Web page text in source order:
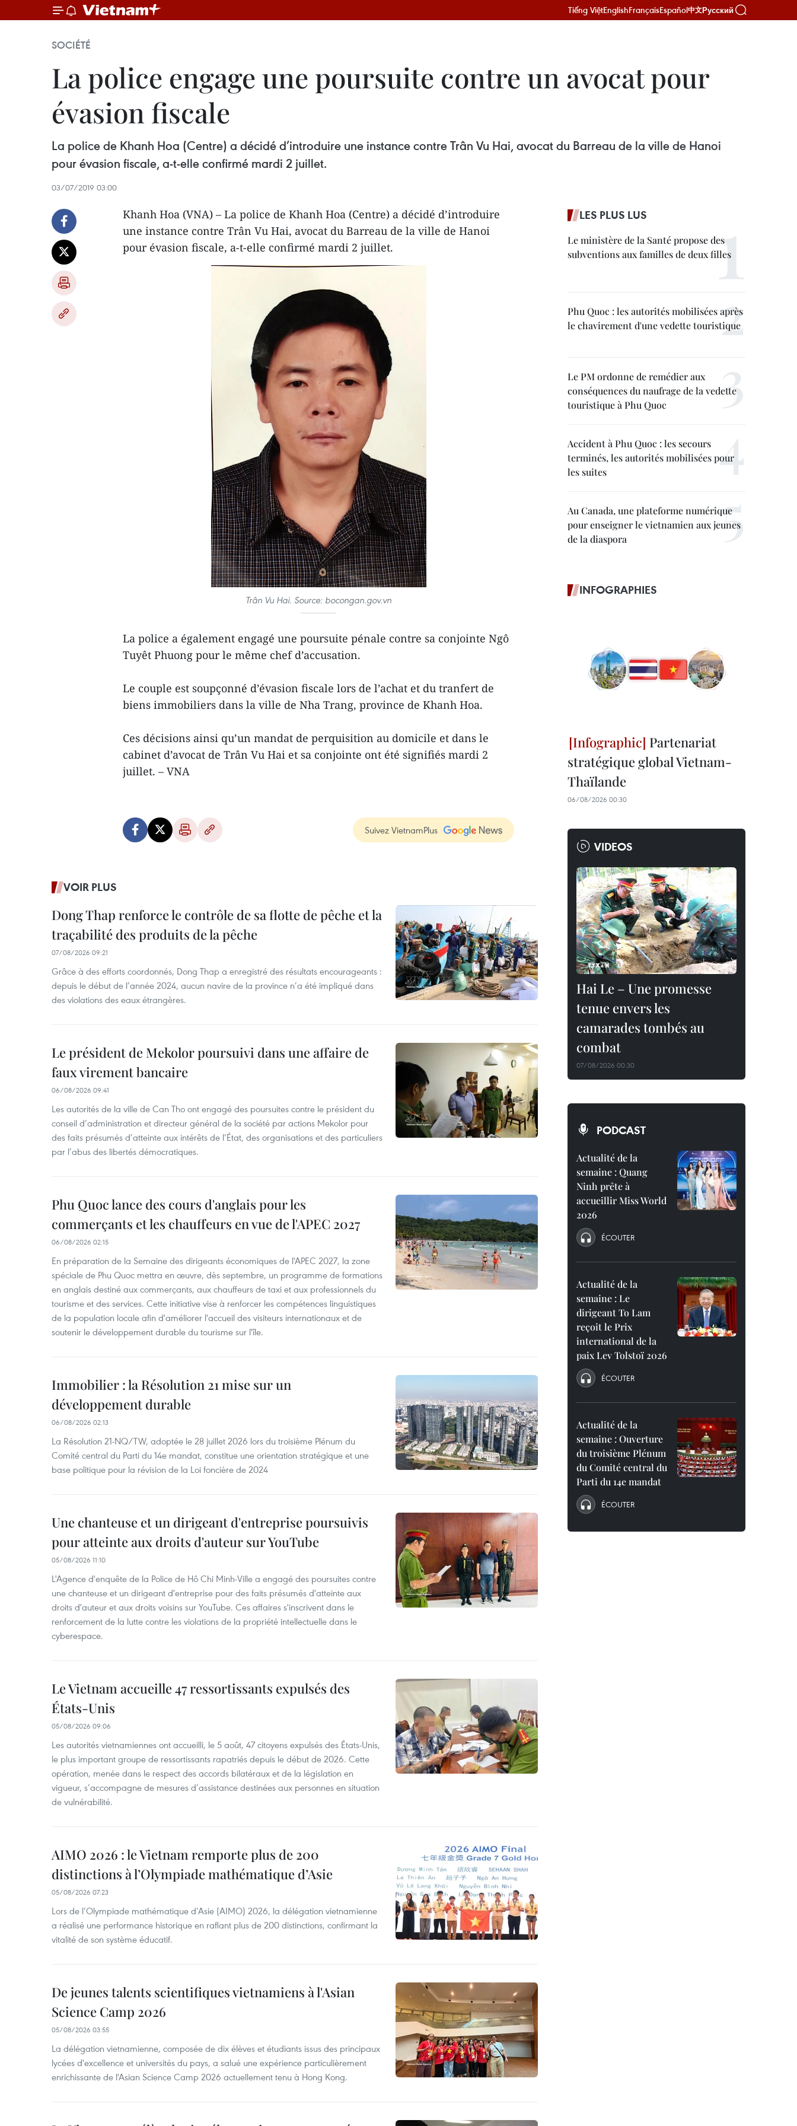
Tiếng ViệtEnglishFrançaisEspañol中文Русский
SOCIÉTÉ
La police engage une poursuite contre un avocat pour
évasion fiscale
La police de Khanh Hoa (Centre) a décidé d’introduire une instance contre Trân Vu Hai, avocat du Barreau de la ville de Hanoi
pour évasion fiscale, a-t-elle confirmé mardi 2 juillet.
03/07/2019 03:00
Khanh Hoa (VNA) – La police de Khanh Hoa (Centre) a décidé d’introduire
une instance contre Trân Vu Hai, avocat du Barreau de la ville de Hanoi
pour évasion fiscale, a-t-elle confirmé mardi 2 juillet.
Trân Vu Hai. Source: bocongan.gov.vn
La police a également engagé une poursuite pénale contre sa conjointe Ngô
Tuyêt Phuong pour le même chef d’accusation.
Le couple est soupçonné d’évasion fiscale lors de l’achat et du tranfert de
biens immobiliers dans la ville de Nha Trang, province de Khanh Hoa.
Ces décisions ainsi qu’un mandat de perquisition au domicile et dans le
cabinet d’avocat de Trân Vu Hai et sa conjointe ont été signifiés mardi 2
juillet. – VNA
Suivez VietnamPlus
VOIR PLUS
Dong Thap renforce le contrôle de sa flotte de pêche et la
traçabilité des produits de la pêche
07/08/2026 09:21
Grâce à des efforts coordonnés, Dong Thap a enregistré des résultats encourageants :
depuis le début de l’année 2024, aucun navire de la province n’a été impliqué dans
des violations des eaux étrangères.
Le président de Mekolor poursuivi dans une affaire de
faux virement bancaire
06/08/2026 09:41
Les autorités de la ville de Can Tho ont engagé des poursuites contre le président du
conseil d’administration et directeur général de la société par actions Mekolor pour
des faits présumés d’atteinte aux intérêts de l’État, des organisations et des particuliers
par l’abus des libertés démocratiques.
Phu Quoc lance des cours d'anglais pour les
commerçants et les chauffeurs en vue de l'APEC 2027
06/08/2026 02:15
En préparation de la Semaine des dirigeants économiques de l'APEC 2027, la zone
spéciale de Phu Quoc mettra en œuvre, dès septembre, un programme de formations
en anglais destiné aux commerçants, aux chauffeurs de taxi et aux professionnels du
tourisme et des services. Cette initiative vise à renforcer les compétences linguistiques
de la population locale afin d'améliorer l'accueil des visiteurs internationaux et de
soutenir le développement durable du tourisme sur l'île.
Immobilier : la Résolution 21 mise sur un
développement durable
06/08/2026 02:13
La Résolution 21-NQ/TW, adoptée le 28 juillet 2026 lors du troisième Plénum du
Comité central du Parti du 14e mandat, constitue une orientation stratégique et une
base politique pour la révision de la Loi foncière de 2024
Une chanteuse et un dirigeant d'entreprise poursuivis
pour atteinte aux droits d'auteur sur YouTube
05/08/2026 11:10
L'Agence d'enquête de la Police de Hô Chi Minh-Ville a engagé des poursuites contre
une chanteuse et un dirigeant d'entreprise pour des faits présumés d'atteinte aux
droits d'auteur et aux droits voisins sur YouTube. Ces affaires s'inscrivent dans le
renforcement de la lutte contre les violations de la propriété intellectuelle dans le
cyberespace.
Le Vietnam accueille 47 ressortissants expulsés des
États-Unis
05/08/2026 09:06
Les autorités vietnamiennes ont accueilli, le 5 août, 47 citoyens expulsés des États-Unis,
le plus important groupe de ressortissants rapatriés depuis le début de 2026. Cette
opération, menée dans le respect des accords bilatéraux et de la législation en
vigueur, s’accompagne de mesures d’assistance destinées aux personnes en situation
de vulnérabilité.
AIMO 2026 : le Vietnam remporte plus de 200
distinctions à l’Olympiade mathématique d’Asie
05/08/2026 07:23
Lors de l’Olympiade mathématique d’Asie (AIMO) 2026, la délégation vietnamienne
a réalisé une performance historique en raflant plus de 200 distinctions, confirmant la
vitalité de son système éducatif.
De jeunes talents scientifiques vietnamiens à l'Asian
Science Camp 2026
05/08/2026 03:55
La délégation vietnamienne, composée de dix élèves et étudiants issus des principaux
lycées d'excellence et universités du pays, a salué une expérience particulièrement
enrichissante de l'Asian Science Camp 2026 actuellement tenu à Hong Kong.
LES PLUS LUS
Le ministère de la Santé propose des
subventions aux familles de deux filles
Phu Quoc : les autorités mobilisées après
le chavirement d'une vedette touristique
Le PM ordonne de remédier aux
conséquences du naufrage de la vedette
touristique à Phu Quoc
Accident à Phu Quoc : les secours
terminés, les autorités mobilisées pour
les suites
Au Canada, une plateforme numérique
pour enseigner le vietnamien aux jeunes
de la diaspora
INFOGRAPHIES
Partenariat
stratégique global Vietnam-
Thaïlande
06/08/2026 00:30
VIDEOS
Hai Le – Une promesse
tenue envers les
camarades tombés au
combat
07/08/2026 00:30
PODCAST
Actualité de la
semaine : Quang
Ninh prête à
accueillir Miss World
2026
ÉCOUTER
Actualité de la
semaine : Le
dirigeant To Lam
reçoit le Prix
international de la
paix Lev Tolstoï 2026
ÉCOUTER
Actualité de la
semaine : Ouverture
du troisième Plénum
du Comité central du
Parti du 14e mandat
ÉCOUTER